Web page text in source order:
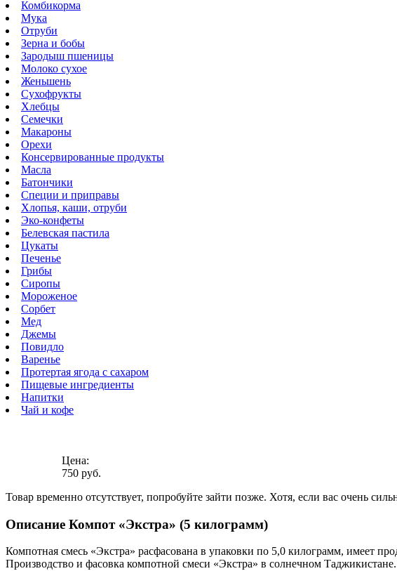
Комбикорма
Мука
Отруби
Зерна и бобы
Зародыш пшеницы
Молоко сухое
Женьшень
Сухофрукты
Хлебцы
Семечки
Макароны
Орехи
Консервированные продукты
Масла
Батончики
Специи и приправы
Хлопья, каши, отруби
Эко-конфеты
Белевская пастила
Цукаты
Печенье
Грибы
Сиропы
Мороженое
Сорбет
Мед
Джемы
Повидло
Варенье
Протертая ягода с сахаром
Пищевые ингредиенты
Напитки
Чай и кофе
Цена:
750 руб.
Товар временно отсутствует, попробуйте зайти позже. Хотя, если вас очень
Описание Компот «Экстра» (5 килограмм)
Компотная смесь «Экстра» расфасована в упаковки по 5,0 килограмм, имеет
Производство и фасовка компотной смеси «Экстра» в солнечном Таджикистане.